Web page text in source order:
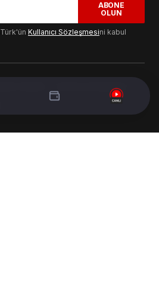
ABONE
OLUN
Kullanıcı Sözleşmesini kabul
Saklıdır. - Tasarım & Geliştirme :